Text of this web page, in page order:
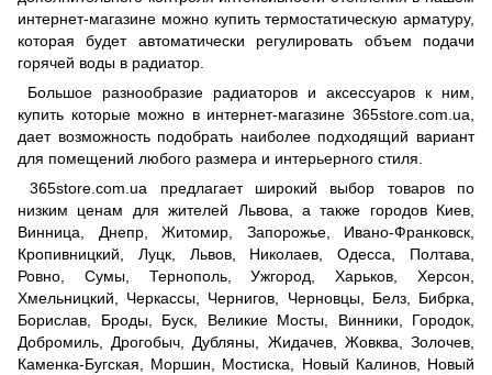
интернет-магазине можно купить термостатическую арматуру,
которая будет автоматически регулировать объем подачи
горячей воды в радиатор.
Большое разнообразие радиаторов и аксессуаров к ним,
купить которые можно в интернет-магазине 365store.com.ua,
дает возможность подобрать наиболее подходящий вариант
для помещений любого размера и интерьерного стиля.
365store.com.ua предлагает широкий выбор товаров по
низким ценам для жителей Львова, а также городов Киев,
Винница, Днепр, Житомир, Запорожье, Ивано-Франковск,
Кропивницкий, Луцк, Львов, Николаев, Одесса, Полтава,
Ровно, Сумы, Тернополь, Ужгород, Харьков, Херсон,
Хмельницкий, Черкассы, Чернигов, Черновцы, Белз, Бибрка,
Борислав, Броды, Буск, Великие Мосты, Винники, Городок,
Добромиль, Дрогобыч, Дубляны, Жидачев, Жовква, Золочев,
Каменка-Бугская, Моршин, Мостиска, Новый Калинов, Новый